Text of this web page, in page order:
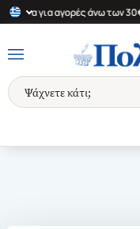
για αγορές άνω των